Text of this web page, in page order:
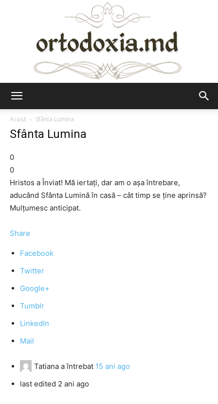
Acasă
Sfânta Lumina
Sfânta Lumina
0
0
Hristos a Înviat! Mă iertaţi, dar am o aşa întrebare,
aducând Sfânta Lumină în casă – cât timp se ţine aprinsă?
Mulţumesc anticipat.
Share
Facebook
Twitter
Google+
Tumblr
LinkedIn
Mail
Tatiana a întrebat 15 ani ago
last edited 2 ani ago